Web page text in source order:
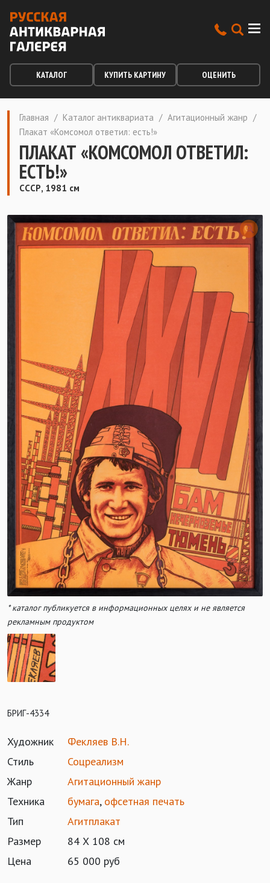
КАТАЛОГ КУПИТЬ КАРТИНУ ОЦЕНИТЬ
Главная / Каталог антиквариата / Агитационный жанр /
Плакат «Комсомол ответил: есть!»
ПЛАКАТ «КОМСОМОЛ ОТВЕТИЛ:
ЕСТЬ!»
СССР, 1981 см
* каталог публикуется в информационных целях и не является
рекламным продуктом
БРИГ-4334
Художник
Фекляев В.Н.
Стиль
Соцреализм
Жанр
Агитационный жанр
Техника
бумага, офсетная печать
Тип
Агитплакат
Размер
84 Х 108 см
Цена
65 000 руб